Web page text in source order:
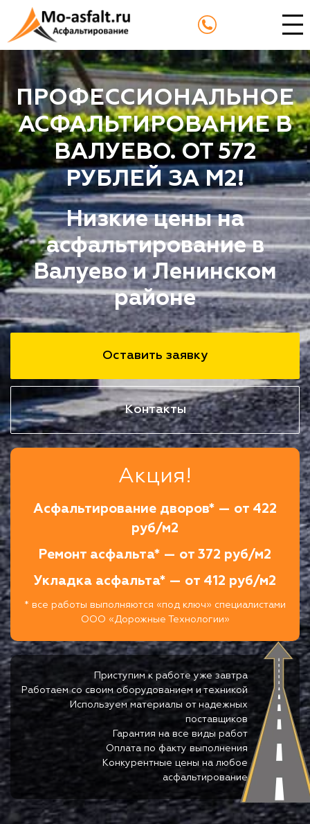
ПРОФЕССИОНАЛЬНОЕ
АСФАЛЬТИРОВАНИЕ В
ВАЛУЕВО. ОТ 572
РУБЛЕЙ ЗА М2!
Низкие цены на
асфальтирование в
Валуево и Ленинском
районе
Оставить заявку
Контакты
Акция!
Асфальтирование дворов* — от 422
руб/м2
Ремонт асфальта* — от 372 руб/м2
Укладка асфальта* — от 412 руб/м2
* все работы выполняются «под ключ» специалистами
ООО «Дорожные Технологии»
Приступим к работе уже завтра
Работаем со своим оборудованием и техникой
Используем материалы от надежных
поставщиков
Гарантия на все виды работ
Оплата по факту выполнения
Конкурентные цены на любое
асфальтирование